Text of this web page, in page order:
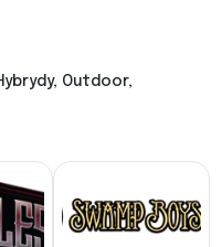
Outdoor,